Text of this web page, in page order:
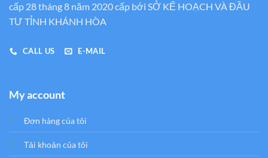
cấp 28 tháng 8 năm 2020 cấp bới SỞ KẾ HOẠCH VÀ ĐẦU
TƯ TỈNH KHÁNH HÒA
CALL US E-MAIL
My account
Đơn hàng của tôi
Tải khoản của tôi